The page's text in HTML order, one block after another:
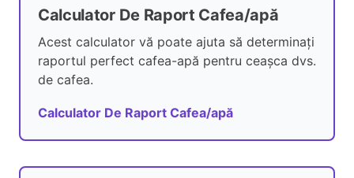
Calculator De Raport Cafea/apă
Acest calculator vă poate ajuta să determinați
raportul perfect cafea-apă pentru ceașca dvs.
de cafea.
Calculator De Raport Cafea/apă